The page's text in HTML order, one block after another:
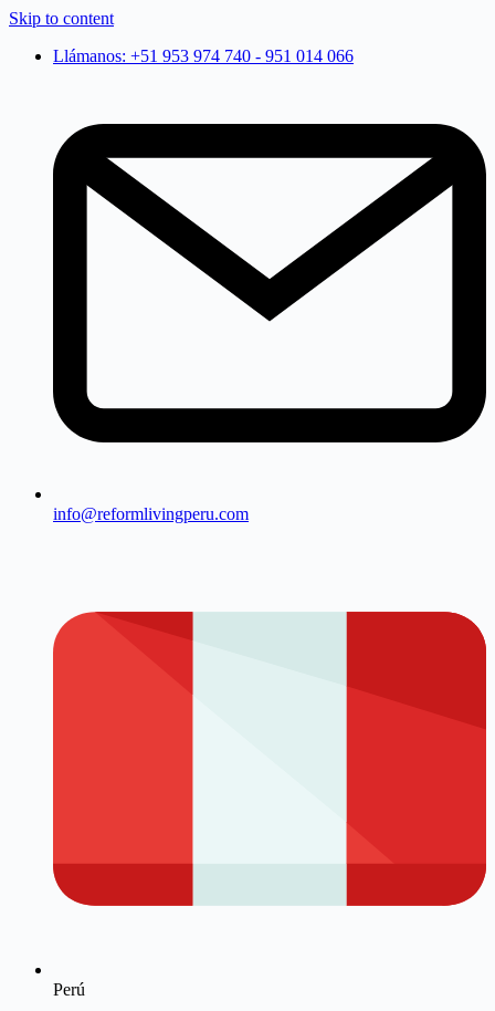
Skip to content
Llámanos: +51 953 974 740 - 951 014 066
info@reformlivingperu.com
Perú